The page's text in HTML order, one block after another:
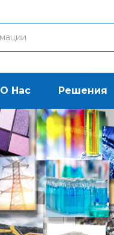
О Нас Решения